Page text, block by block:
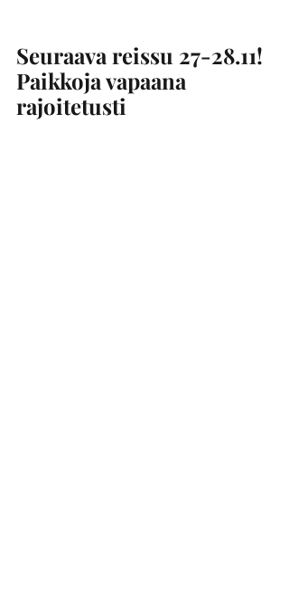
Seuraava reissu 27-28.11!
Paikkoja vapaana
rajoitetusti